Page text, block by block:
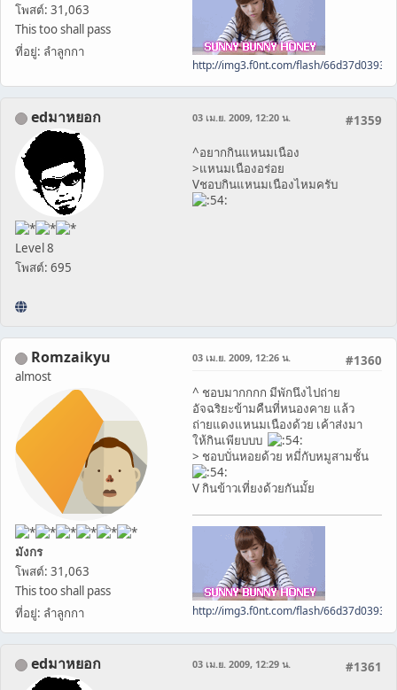
โพสต์: 31,063
This too shall pass
ที่อยู่: ลำลูกกา
http://img3.f0nt.com/flash/
edมาหยอก
Level 8
โพสต์: 695
#1359
03 เม.ย. 2009, 12:20 น.
^อยากกินแหนมเนือง
>แหนมเนืองอร่อย
Vชอบกินแหนมเนืองไหมครับ
Romzaikyu
almost
มังกร
โพสต์: 31,063
This too shall pass
ที่อยู่: ลำลูกกา
#1360
03 เม.ย. 2009, 12:26 น.
^ ชอบมากกกก มีพักนึงไปถ่าย
อัจฉริยะข้ามคืนที่หนองคาย แล้ว
ถ่ายแดงแหนมเนืองด้วย เค้าส่งมา
ให้กินเพียบบบ
> ชอบบั่นหอยด้วย หมี่กับหมูสามชั้น
V กินข้าวเที่ยงด้วยกันมั้ย
http://img3.f0nt.com/flash/
edมาหยอก #1361
03 เม.ย. 2009, 12:29 น.